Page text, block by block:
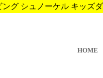
グ シュノーケル キッズ
HOME